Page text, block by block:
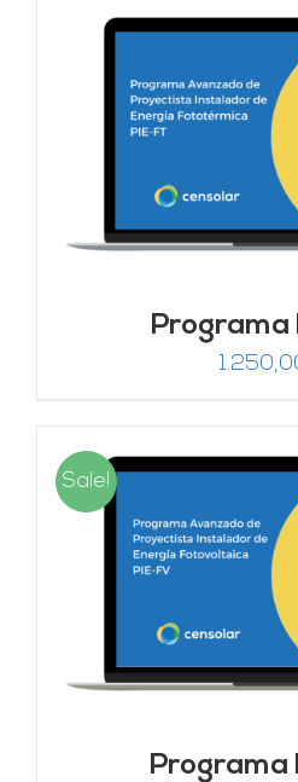
Programa
Sale!
Programa